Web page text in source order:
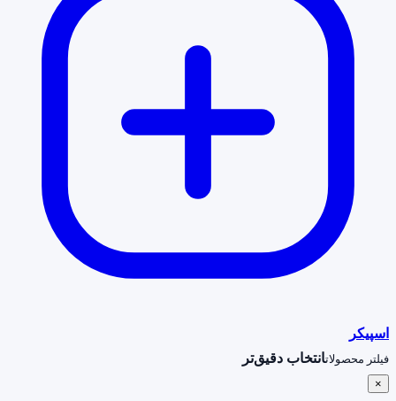
اسپیکر
فیلتر محصولاتانتخاب دقیق‌تر
×